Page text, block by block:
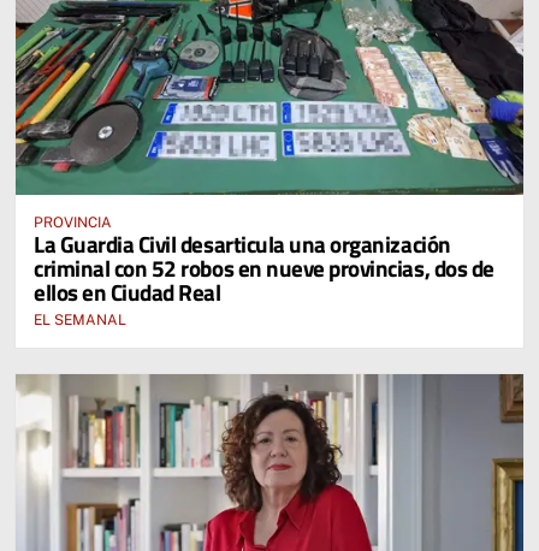
PROVINCIA
La Guardia Civil desarticula una organización
criminal con 52 robos en nueve provincias, dos de
ellos en Ciudad Real
EL SEMANAL